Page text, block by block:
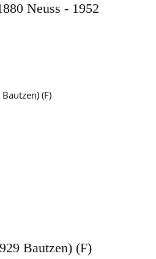
Neuss - 1952
Bautzen) (F)